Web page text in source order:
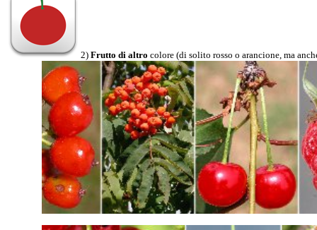
2) Frutto di altro colore (di solito rosso o arancione, ma